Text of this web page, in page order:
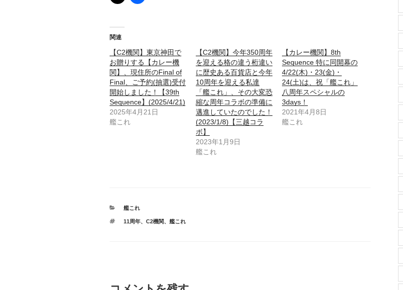
関連
【C2機関】東京神田で
お贈りする【カレー機
関】、現住所のFinal of
Final、ご予約(抽選)受付
開始しました！【39th
Sequence】(2025/4/21)
2025年4月21日
艦これ
【C2機関】今年350周年
を迎える格の違う桁違い
に歴史ある百貨店と今年
10周年を迎える私達
「艦これ」、その大変恐
縮な周年コラボの準備に
邁進していたのでした！
(2023/1/8)【三越コラ
ボ】
2023年1月9日
艦これ
【カレー機関】8th
Sequence 特に同開幕の
4/22(木)・23(金)・
24(土)は、祝「艦これ」
八周年スペシャルの
3days！
2021年4月8日
艦これ
カ
ゴ
艦これ
タ
11周年、 C2機関、 艦これ